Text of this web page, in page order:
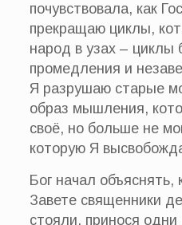
почувствовала, как
прекращаю циклы,
народ в узах – циклы
промедления и
Я разрушаю старые
образ мышления,
своё, но больше не
которую Я
Бог начал объяснять,
Завете священники
стояли, принося